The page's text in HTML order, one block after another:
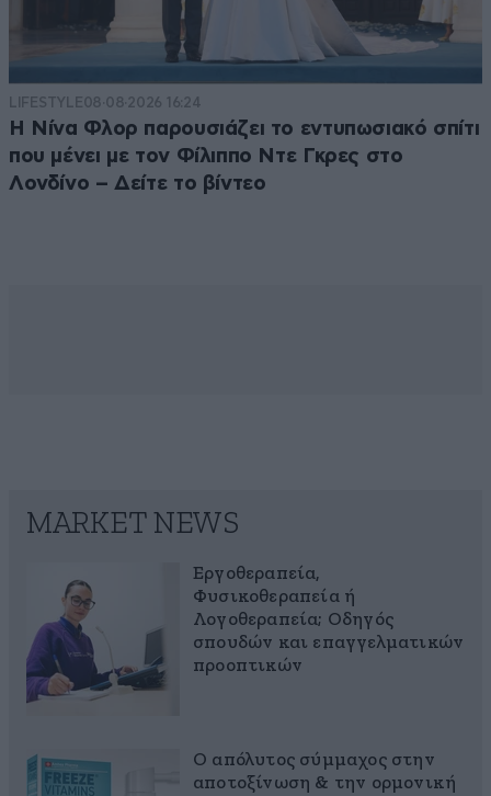
LIFESTYLE08·08·2026 16:24
Η Νίνα Φλορ παρουσιάζει το εντυπωσιακό σπίτι
που μένει με τον Φίλιππο Ντε Γκρες στο
Λονδίνο – Δείτε το βίντεο
MARKET NEWS
Εργοθεραπεία,
Φυσικοθεραπεία ή
Λογοθεραπεία; Οδηγός
σπουδών και επαγγελματικών
προοπτικών
Ο απόλυτος σύμμαχος στην
αποτοξίνωση & την ορμονική